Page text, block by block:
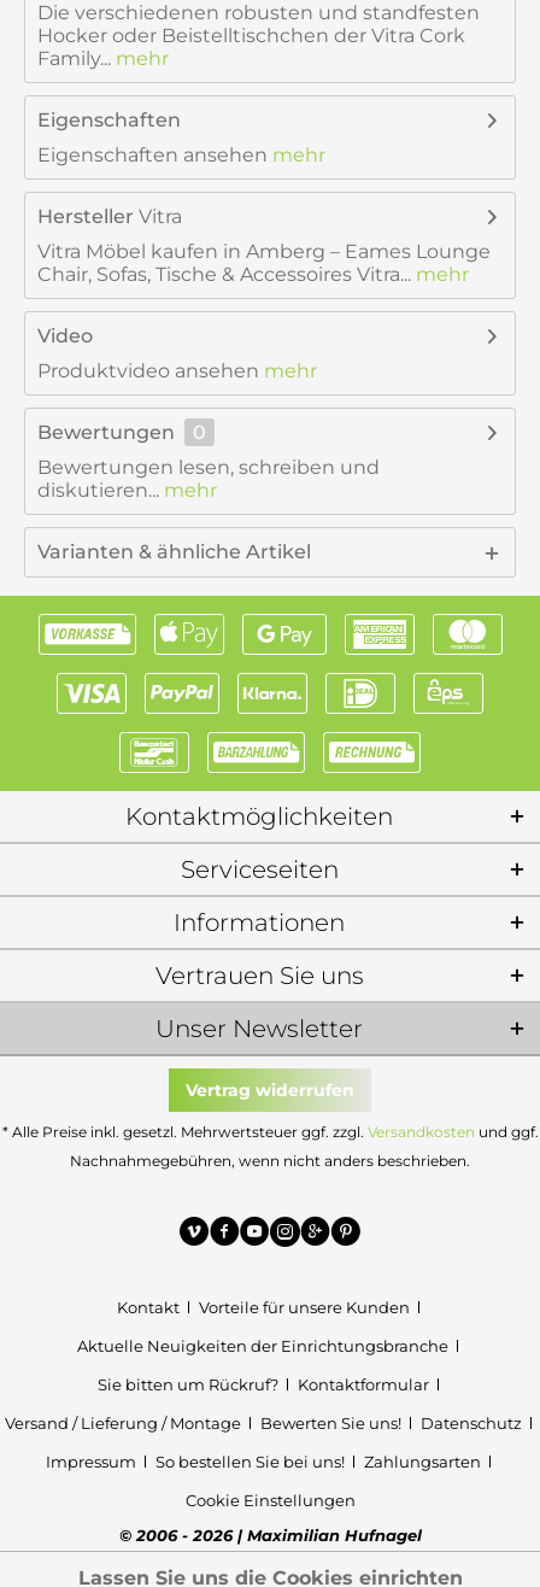
Die verschiedenen robusten und standfesten
Hocker oder Beistelltischchen der Vitra Cork
Family... mehr
Eigenschaften
Eigenschaften ansehen mehr
Hersteller Vitra
Vitra Möbel kaufen in Amberg – Eames Lounge
Chair, Sofas, Tische & Accessoires Vitra... mehr
Video
Produktvideo ansehen mehr
Bewertungen
0
Bewertungen lesen, schreiben und
diskutieren... mehr
Varianten & ähnliche Artikel
Kontaktmöglichkeiten
Serviceseiten
Informationen
Unser Newsletter
Vertrauen Sie uns
Vertrag widerrufen
* Alle Preise inkl. gesetzl. Mehrwertsteuer ggf. zzgl. Versandkosten und ggf.
Nachnahmegebühren, wenn nicht anders beschrieben.
Kontakt
Vorteile für unsere Kunden
Aktuelle Neuigkeiten der Einrichtungsbranche
Sie bitten um Rückruf?
Kontaktformular
Versand / Lieferung / Montage
Bewerten Sie uns!
Datenschutz
Impressum
So bestellen Sie bei uns!
Zahlungsarten
Cookie Einstellungen
© 2006 - 2026 | Maximilian Hufnagel
Lassen Sie uns die Cookies einrichten